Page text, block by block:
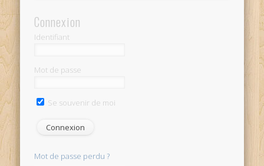
Connexion
Identifiant
Mot de passe
Se souvenir de moi
Mot de passe perdu ?